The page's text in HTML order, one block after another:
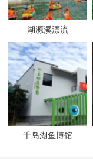
湖源溪漂流
千岛湖鱼博馆